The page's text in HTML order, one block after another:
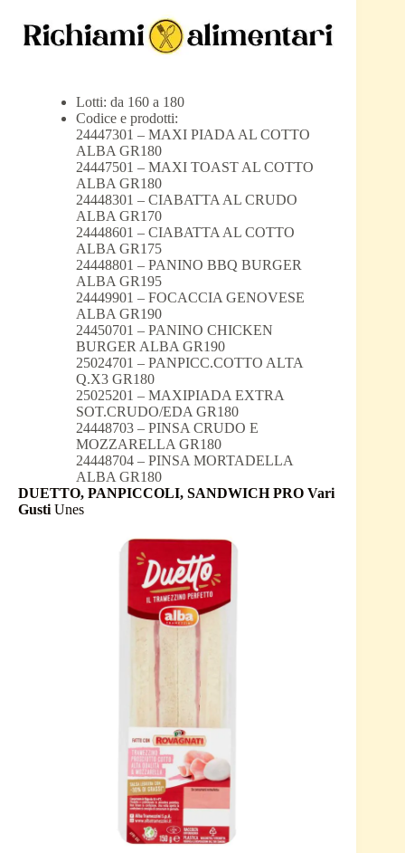
Lotti: da 160 a 180
Codice e prodotti:
24447301 – MAXI PIADA AL COTTO
ALBA GR180
24447501 – MAXI TOAST AL COTTO
ALBA GR180
24448301 – CIABATTA AL CRUDO
ALBA GR170
24448601 – CIABATTA AL COTTO
ALBA GR175
24448801 – PANINO BBQ BURGER
ALBA GR195
24449901 – FOCACCIA GENOVESE
ALBA GR190
24450701 – PANINO CHICKEN
BURGER ALBA GR190
25024701 – PANPICC.COTTO ALTA
Q.X3 GR180
25025201 – MAXIPIADA EXTRA
SOT.CRUDO/EDA GR180
24448703 – PINSA CRUDO E
MOZZARELLA GR180
24448704 – PINSA MORTADELLA
ALBA GR180
DUETTO, PANPICCOLI, SANDWICH PRO Vari
Gusti Unes